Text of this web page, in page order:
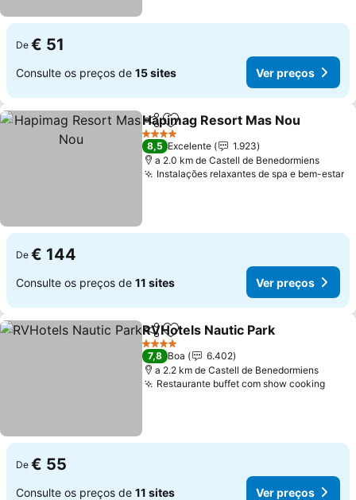
De € 51
Consulte os preços de 15 sites Ver preços
PartilharAdicionar aos favoritos
Hapimag Resort Mas Nou
4 Estrelas
8,5 Excelente
1.923
a 2.0 km de Castell de Benedormiens
Instalações relaxantes de spa e bem-estar
De € 144
Consulte os preços de 11 sites Ver preços
PartilharAdicionar aos favoritos
RVHotels Nautic Park
4 Estrelas
7,8 Boa
6.402
a 2.2 km de Castell de Benedormiens
Restaurante buffet com show cooking
De € 55
Consulte os preços de 11 sites Ver preços